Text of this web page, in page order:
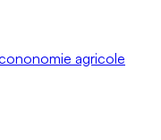
agricole